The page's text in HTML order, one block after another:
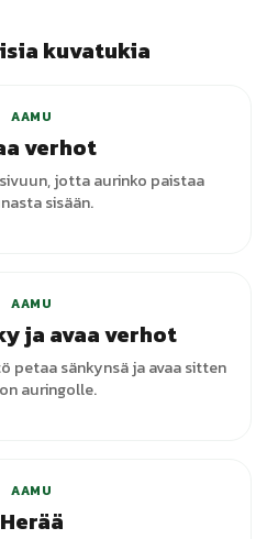
kuvatukia
AAMU
verhot
jotta aurinko paistaa
sisään.
AAMU
ja avaa verhot
petaa sänkynsä ja avaa sitten
auringolle.
AAMU
Herää